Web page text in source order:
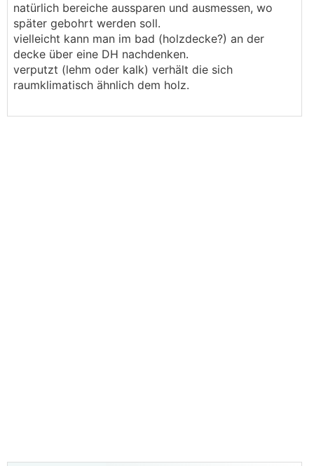
natürlich bereiche aussparen und ausmessen, wo
später gebohrt werden soll.
vielleicht kann man im bad (holzdecke?) an der
decke über eine DH nachdenken.
verputzt (lehm oder kalk) verhält die sich
raumklimatisch ähnlich dem holz.